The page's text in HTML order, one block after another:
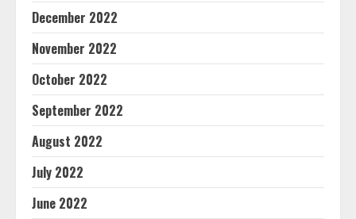
December 2022
November 2022
October 2022
September 2022
August 2022
July 2022
June 2022